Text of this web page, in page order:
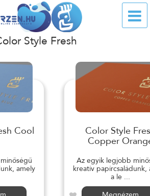
Style Fresh
Cool
amely
Color Style
Copper
Az egyik legjobb
kreatív papírcsaládunk,
a le ...